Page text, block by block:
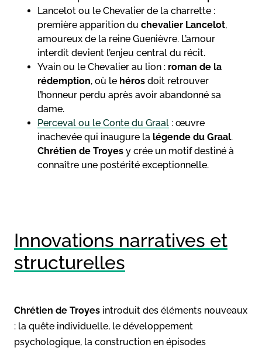
Lancelot ou le Chevalier de la charrette :
première apparition du chevalier Lancelot,
amoureux de la reine Guenièvre. L’amour
interdit devient l’enjeu central du récit.
Yvain ou le Chevalier au lion : roman de la
rédemption, où le héros doit retrouver
l’honneur perdu après avoir abandonné sa
dame.
Perceval ou le Conte du Graal : œuvre
inachevée qui inaugure la légende du Graal.
Chrétien de Troyes y crée un motif destiné à
connaître une postérité exceptionnelle.
Innovations narratives et
structurelles
Chrétien de Troyes introduit des éléments nouveaux
: la quête individuelle, le développement
psychologique, la construction en épisodes